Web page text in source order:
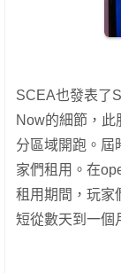
SCEA也發表了
Now的細節，此
分區域開跑。屆
家們租用。在
租用期間，玩家
短從數天到一個